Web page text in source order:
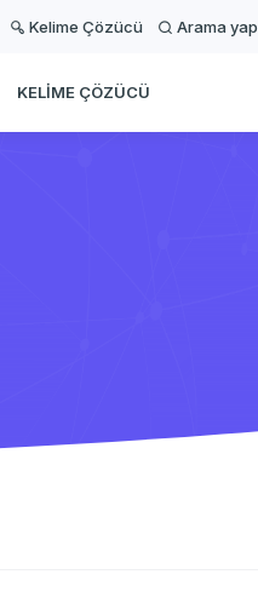
Kelime Çözücü Arama yap
KELIME ÇÖZÜCÜ